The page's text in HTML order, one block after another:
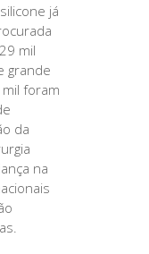
já
mil
grande
foram
da
na